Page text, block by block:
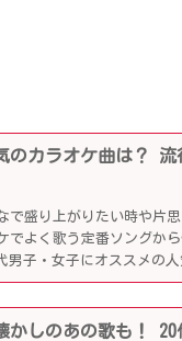
のカラオケ曲は？
で盛り上がりたい時や片
でよく歌う定番ソングか
男子・女子にオススメの
かしのあの歌も！